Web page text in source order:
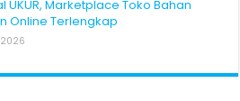
UKUR, Marketplace Toko Bahan
Online Terlengkap